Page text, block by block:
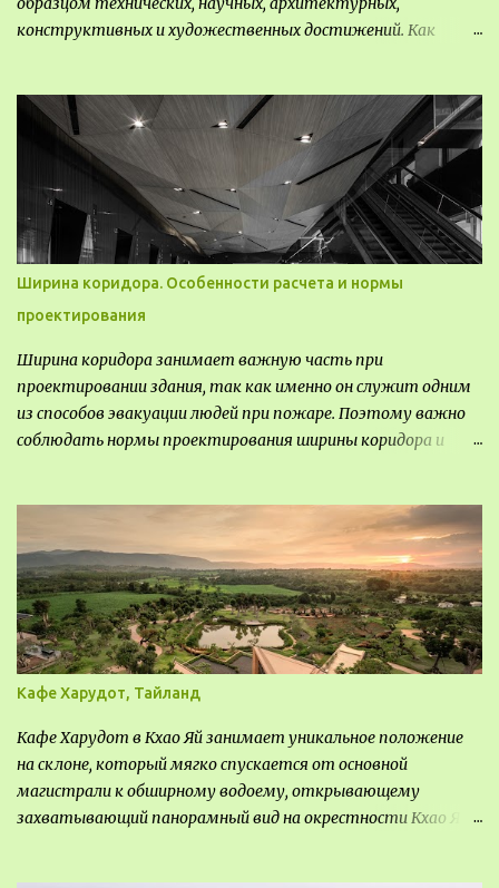
конструктивных и художественных достижений. Как
универсальные тематические временные постоянные
передвижные стационарные Назначение выставочных
павильонов - показ экспозиции, с целью информации,
пропаганды, рекламы, внедрения новых технологий, обмен
опытом, привлечения внимания и т.д.
Ширина коридора. Особенности расчета и нормы
проектирования
Ширина коридора занимает важную часть при
проектировании здания, так как именно он служит одним
из способов эвакуации людей при пожаре. Поэтому важно
соблюдать нормы проектирования ширины коридора и
Кафе Харудот, Тайланд
Кафе Харудот в Кхао Яй занимает уникальное положение
на склоне, который мягко спускается от основной
магистрали к обширному водоему, открывающему
захватывающий панорамный вид на окрестности Кхао Яй.